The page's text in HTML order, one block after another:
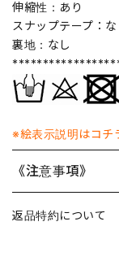
伸縮性：あり
スナップテープ：な
裏地：なし
※絵表示説明はコチ
《注意事項》
返品特約について